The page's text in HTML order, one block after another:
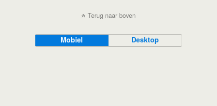
Terug naar boven
Mobiel Desktop